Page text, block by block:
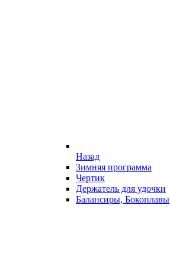
Назад
Зимняя программа
Чертик
Держатель для удочки
Балансиры, Бокоплавы